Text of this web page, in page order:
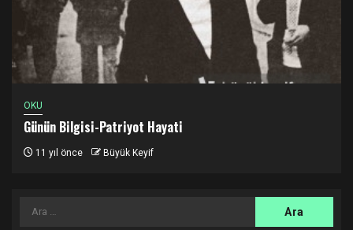
OKU
Günün Bilgisi-Patriyot Hayati
11 yıl önce Büyük Keyif
Arama: